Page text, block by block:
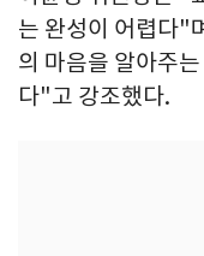
는 완성이 어렵다"
의 마음을 알아주
다"고 강조했다.